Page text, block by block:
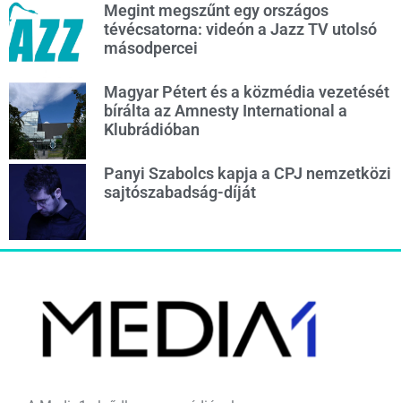
Megint megszűnt egy országos
tévécsatorna: videón a Jazz TV utolsó
másodpercei
Magyar Pétert és a közmédia vezetését
bírálta az Amnesty International a
Klubrádióban
Panyi Szabolcs kapja a CPJ nemzetközi
sajtószabadság-díját